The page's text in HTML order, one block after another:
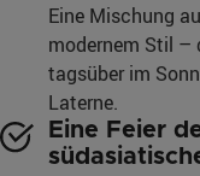
Eine Mischung
modernem Stil –
tagsüber im
Laterne.
Eine Feier